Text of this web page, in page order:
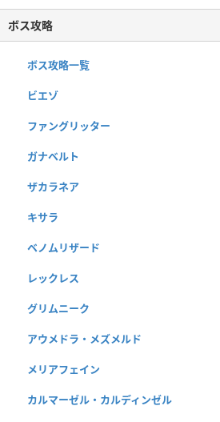
ボス攻略
ボス攻略一覧
ビエゾ
ファングリッター
ガナベルト
ザカラネア
キサラ
ベノムリザード
レックレス
グリムニーク
アウメドラ・メズメルド
メリアフェイン
カルマーゼル・カルディンゼル